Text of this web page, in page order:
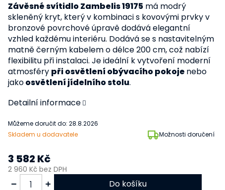
Skladem u dodavatele Možnosti doručení
Můžeme doručit do: 28.8.2026
Závěsné svítidlo Zambelis 19175má modrý
skleněný kryt, který v kombinaci s kovovými prvky v
bronzové povrchové úpravě dodává elegantní
vzhled každému interiéru. Dodává se s nastavitelným
matně černým kabelem o délce 200 cm, což nabízí
flexibilitu při instalaci. Je ideální k vytvoření moderní
atmosféry při osvětlení obývacího pokoje nebo
jakoosvětlení jídelního stolu.
Detailní informace
3 582 Kč
2 960 Kč bez DPH
Do košíku